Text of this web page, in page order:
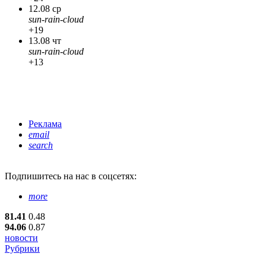
12.08 ср
sun-rain-cloud
+19
13.08 чт
sun-rain-cloud
+13
Реклама
email
search
Подпишитесь на нас в соцсетях:
more
81.41 0.48
94.06 0.87
новости
Рубрики